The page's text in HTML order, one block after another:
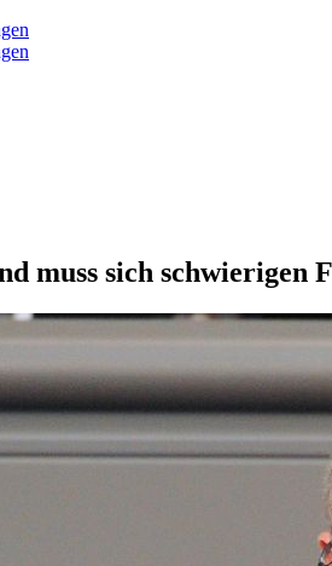
muss sich schwie­ri­gen